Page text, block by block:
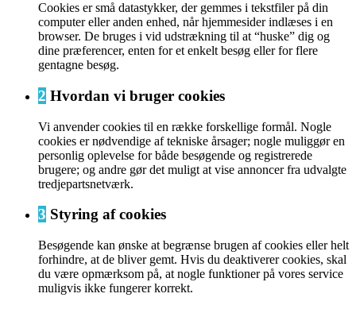
Cookies er små datastykker, der gemmes i tekstfiler på din
computer eller anden enhed, når hjemmesider indlæses i en
browser. De bruges i vid udstrækning til at “huske” dig og
dine præferencer, enten for et enkelt besøg eller for flere
gentagne besøg.
2 Hvordan vi bruger cookies
Vi anvender cookies til en række forskellige formål. Nogle
cookies er nødvendige af tekniske årsager; nogle muliggør en
personlig oplevelse for både besøgende og registrerede
brugere; og andre gør det muligt at vise annoncer fra udvalgte
tredjepartsnetværk.
3 Styring af cookies
Besøgende kan ønske at begrænse brugen af cookies eller helt
forhindre, at de bliver gemt. Hvis du deaktiverer cookies, skal
du være opmærksom på, at nogle funktioner på vores service
muligvis ikke fungerer korrekt.